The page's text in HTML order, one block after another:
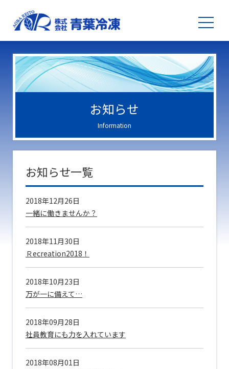
お知らせ
Information
お知らせ一覧
2018年12月26日
一緒に働きませんか？
2018年11月30日
Ｒecreation2018！
2018年10月23日
万が一に備えて…
2018年09月28日
社員教育にも力を入れています
2018年08月01日